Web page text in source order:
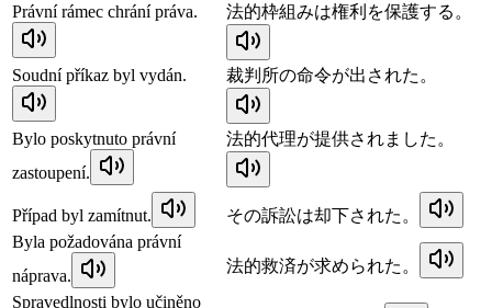
Právní rámec chrání práva.
法的枠組みは権利を保護する。
Soudní příkaz byl vydán. 裁判所の命令が出された。
Bylo poskytnuto právní
zastoupení.
法的代理が提供されました。
Případ byl zamítnut.
その訴訟は却下された。
Byla požadována právní
náprava.
法的救済が求められた。
Spravedlnosti bylo učiněno